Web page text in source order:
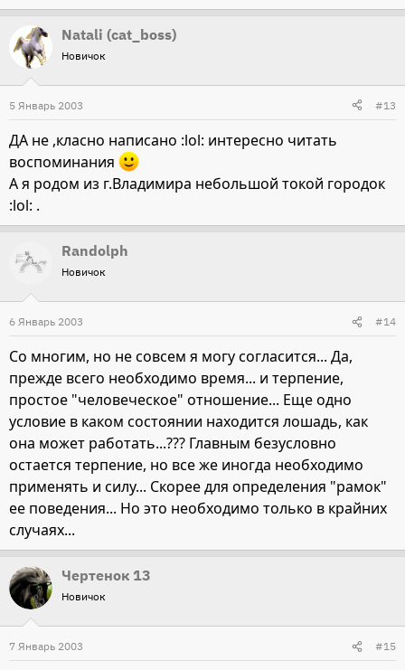
Natali (cat_boss)
Новичок
5 Январь 2003 #13
ДА не ,класно написано :lol: интересно читать
воспоминания
А я родом из г.Владимира небольшой токой городок
:lol: .
Randolph
Новичок
6 Январь 2003 #14
Со многим, но не совсем я могу согласится... Да,
прежде всего необходимо время... и терпение,
простое "человеческое" отношение... Еще одно
условие в каком состоянии находится лошадь, как
она может работать...??? Главным безусловно
остается терпение, но все же иногда необходимо
применять и силу... Скорее для определения "рамок"
ее поведения... Но это необходимо только в крайних
случаях...
Чертенок 13
Новичок
7 Январь 2003 #15